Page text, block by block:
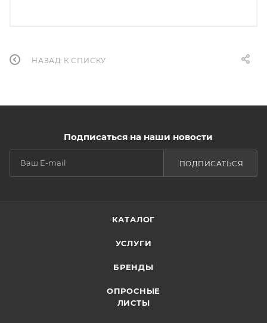
НАЗАД К СПИСКУ
Подписаться на наши новости
ПОДПИСАТЬСЯ
КАТАЛОГ
УСЛУГИ
БРЕНДЫ
ОПРОСНЫЕ
ЛИСТЫ